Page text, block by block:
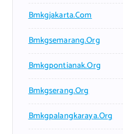
Bmkgjakarta.com
Bmkgsemarang.org
Bmkgpontianak.org
Bmkgserang.org
Bmkgpalangkaraya.org